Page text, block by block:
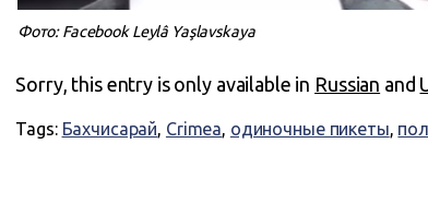
Фото: Facebook Leylâ Yaşlavskaya
Sorry, this entry is only available in Russian and
Tags: Бахчисарай, Crimea, одиночные пикеты,